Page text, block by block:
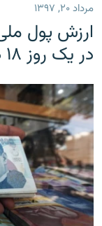
مرداد ۲۰, ۱۳۹۷
ارزش پول ملی
در یک روز ۱۸ درصد سقوط کرد